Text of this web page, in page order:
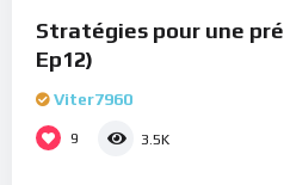
Stratégies pour une
Ep12)
Viter7960
9 3.5K